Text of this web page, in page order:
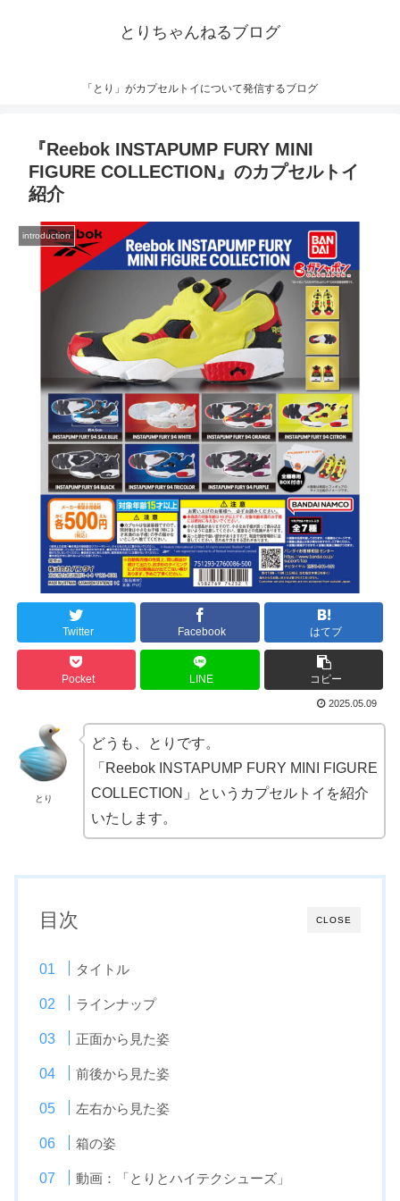
とりちゃんねるブログ
「とり」がカプセルトイについて発信するブログ
『Reebok INSTAPUMP FURY MINI
FIGURE COLLECTION』のカプセルトイ
紹介
introduction
Twitter Facebook はてブ
Pocket LINE コピー
2025.05.09
とり
どうも、とりです。
「Reebok INSTAPUMP FURY MINI FIGURE
COLLECTION」というカプセルトイを紹介
いたします。
CLOSE
目次
タイトル
ラインナップ
正面から見た姿
前後から見た姿
左右から見た姿
箱の姿
動画：「とりとハイテクシューズ」